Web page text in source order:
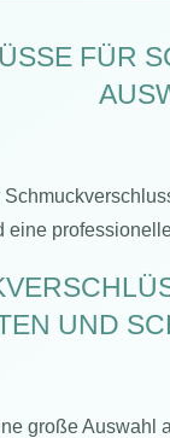
FÜR
eine
UND
große Auswahl